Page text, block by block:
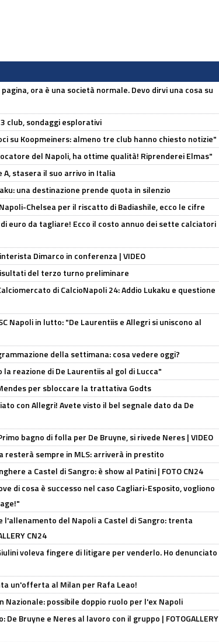
ora è una società normale. Devo dirvi una cosa su
club, sondaggi esplorativi
su Koopmeiners: almeno tre club hanno chiesto notizie"
del Napoli, ha ottime qualità! Riprenderei Elmas"
stasera il suo arrivo in Italia
una destinazione prende quota in silenzio
Chelsea per il riscatto di Badiashile, ecco le cifre
euro da tagliare! Ecco il costo annuo dei sette calciatori
Dimarco in conferenza | VIDEO
del terzo turno preliminare
di CalcioNapoli 24: Addio Lukaku e questione
Napoli in lutto: "De Laurentiis e Allegri si uniscono al
della settimana: cosa vedere oggi?
la reazione di De Laurentiis al gol di Lucca"
per sbloccare la trattativa Godts
con Allegri! Avete visto il bel segnale dato da De
bagno di folla per De Bruyne, si rivede Neres | VIDEO
resterà sempre in MLS: arriverà in prestito
a Castel di Sangro: è show al Patini | FOTO CN24
di cosa è successo nel caso Cagliari-Esposito, vogliono
del Napoli a Castel di Sangro: trenta
CN24
voleva fingere di litigare per venderlo. Ho denunciato
un'offerta al Milan per Rafa Leao!
Nazionale: possibile doppio ruolo per l'ex Napoli
De Bruyne e Neres al lavoro con il gruppo | FOTOGALLERY